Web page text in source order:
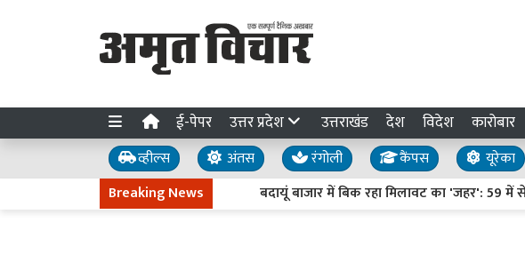
ई-पेपर उत्तर प्रदेश उत्तराखंड देश विदेश कारोबार
व्हील्स अंतस रंगोली कैंपस यूरेका
Breaking News
बदायूं बाजार में बिक रहा मिलावट का 'जहर': 59 में से 29